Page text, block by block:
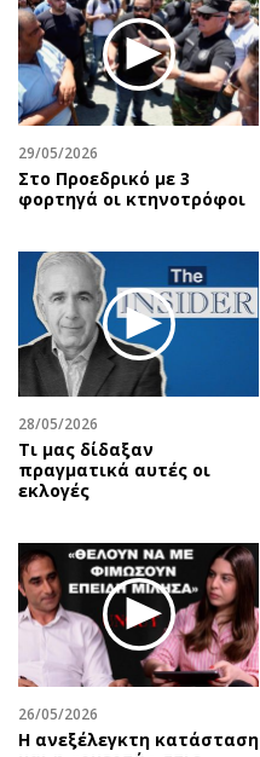
Θέατρο-Χορός
Μουσική
Εικαστικά
Βιβλίο
Χειρόγραφα
29/05/2026
Στο Προεδρικό με 3
φορτηγά οι κτηνοτρόφοι
28/05/2026
Τι μας δίδαξαν
πραγματικά αυτές οι
εκλογές
26/05/2026
Η ανεξέλεγκτη κατάσταση